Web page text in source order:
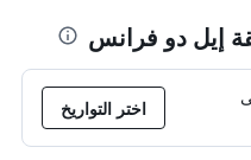
إيل دو فرانس
اختر التواريخ